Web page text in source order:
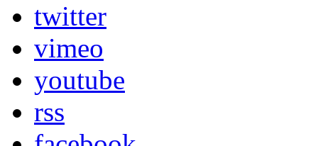
twitter
vimeo
youtube
rss